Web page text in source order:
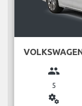
group
5
miscellaneous_services